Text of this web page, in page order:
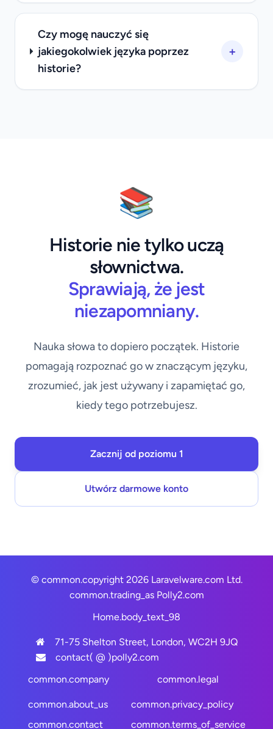
Czy mogę nauczyć się
jakiegokolwiek języka poprzez
historie?
+
📚
Historie nie tylko uczą
słownictwa.
Sprawiają, że jest
niezapomniany.
Nauka słowa to dopiero początek. Historie
pomagają rozpoznać go w znaczącym języku,
zrozumieć, jak jest używany i zapamiętać go,
kiedy tego potrzebujesz.
Zacznij od poziomu 1
Utwórz darmowe konto
© common.copyright 2026 Laravelware.com Ltd.
common.trading_as Polly2.com
Home.body_text_98
71-75 Shelton Street, London, WC2H 9JQ
contact( @ )polly2.com
common.company
common.about_us
common.contact
common.legal
common.privacy_policy
common.terms_of_service